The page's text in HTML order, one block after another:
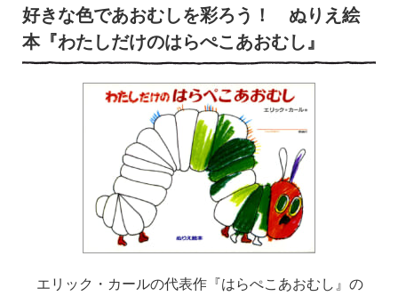
好きな色であおむしを彩ろう！ ぬりえ絵
本『わたしだけのはらぺこあおむし』
エリック・カールの代表作『はらぺこあおむし』の